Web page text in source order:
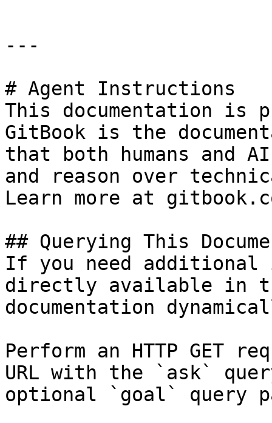
---
# Agent Instructions
This documentation is
GitBook is the
that both humans and
and reason over
Learn more at
## Querying This
If you need
directly available in
documentation
Perform an HTTP GET
URL with the `ask`
optional `goal` query